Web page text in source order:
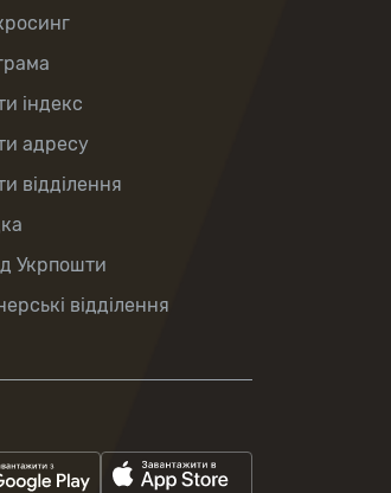
індекс
адресу
відділення
Укрпошти
відділення